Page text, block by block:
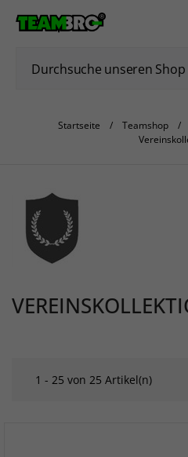
Startseite Teamshop
1 - 25 von 25 Artikel(n)